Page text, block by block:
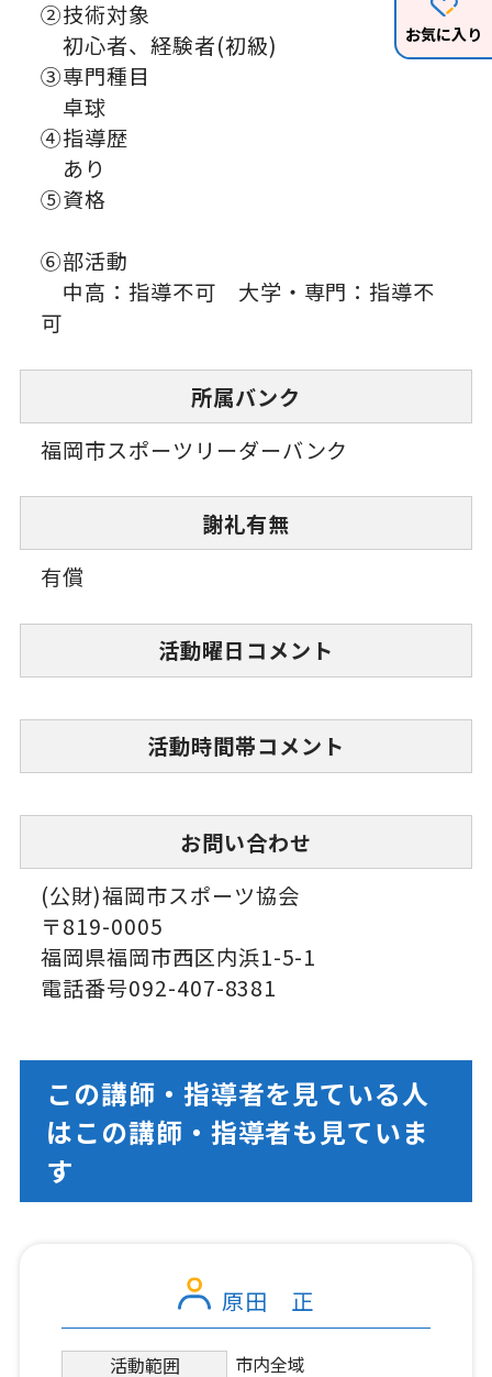
お気に入り
②技術対象
初心者、経験者(初級)
③専門種目
卓球
④指導歴
あり
⑤資格
⑥部活動
中高：指導不可 大学・専門：指導不
可
所属バンク
福岡市スポーツリーダーバンク
謝礼有無
有償
活動曜日コメント
活動時間帯コメント
お問い合わせ
(公財)福岡市スポーツ協会
〒819-0005
福岡県福岡市西区内浜1-5-1
電話番号092-407-8381
この講師・指導者を見ている人
はこの講師・指導者も見ていま
す
原田 正
活動範囲
市内全域